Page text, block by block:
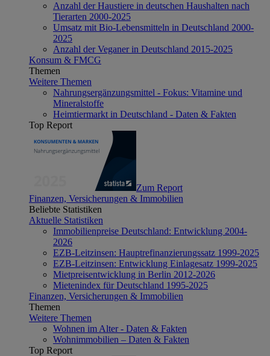
Anzahl der Haustiere in deutschen Haushalten nach
Tierarten 2000-2025
Umsatz mit Bio-Lebensmitteln in Deutschland 2000-
2025
Anzahl der Veganer in Deutschland 2015-2025
Konsum & FMCG
Themen
Weitere Themen
Nahrungsergänzungsmittel - Fokus: Vitamine und
Mineralstoffe
Heimtiermarkt in Deutschland - Daten & Fakten
Top Report
Zum Report
Finanzen, Versicherungen & Immobilien
Beliebte Statistiken
Aktuelle Statistiken
Immobilienpreise Deutschland: Entwicklung 2004-
2026
EZB-Leitzinsen: Hauptrefinanzierungssatz 1999-2025
EZB-Leitzinsen: Entwicklung Einlagesatz 1999-2025
Mietpreisentwicklung in Berlin 2012-2026
Mietenindex für Deutschland 1995-2025
Finanzen, Versicherungen & Immobilien
Themen
Weitere Themen
Wohnen im Alter - Daten & Fakten
Wohnimmobilien – Daten & Fakten
Top Report